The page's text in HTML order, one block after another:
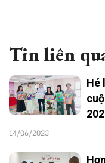
Tin liên
Hé
14/06/2023